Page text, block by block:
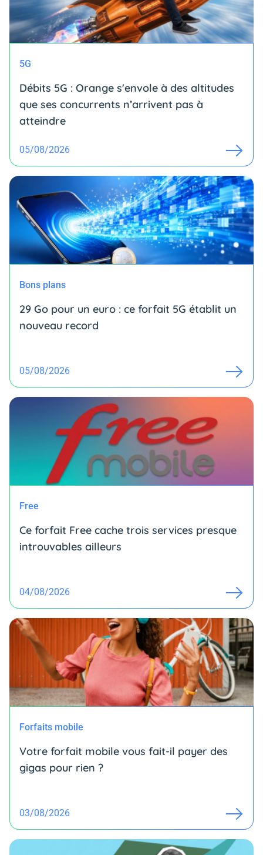
5G
Débits 5G : Orange s'envole à des altitudes
que ses concurrents n’arrivent pas à
atteindre
05/08/2026
Bons plans
29 Go pour un euro : ce forfait 5G établit un
nouveau record
05/08/2026
Free
Ce forfait Free cache trois services presque
introuvables ailleurs
04/08/2026
Forfaits mobile
Votre forfait mobile vous fait-il payer des
gigas pour rien ?
03/08/2026